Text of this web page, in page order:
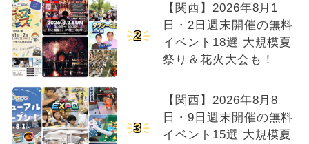
2
【関西】2026年8月1
日・2日週末開催の無料
イベント18選 大規模夏
祭り＆花火大会も！
3
【関西】2026年8月8
日・9日週末開催の無料
イベント15選 大規模夏